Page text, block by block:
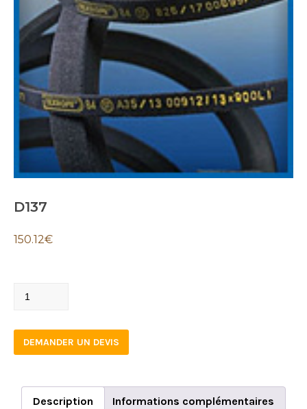
D137
150.12€
D137
DEMANDER UN DEVIS
Description Informations complémentaires